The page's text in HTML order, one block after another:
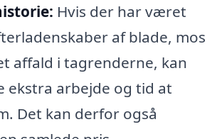
Hvis der har været
af blade, mos
affald i tagrenderne, kan
ekstra arbejde og tid at
Det kan derfor også